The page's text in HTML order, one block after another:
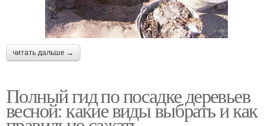
читать дальше →
Полный гид по посадке деревьев
весной: какие виды выбрать и как